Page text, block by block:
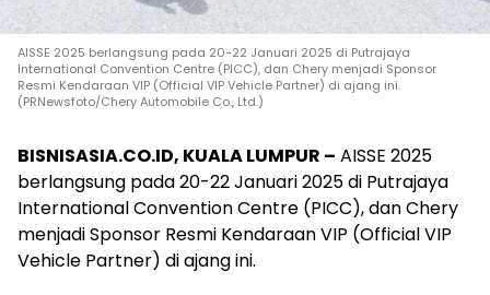
AISSE 2025 berlangsung pada 20-22 Januari 2025 di Putrajaya
International Convention Centre (PICC), dan Chery menjadi Sponsor
Resmi Kendaraan VIP (Official VIP Vehicle Partner) di ajang ini.
(PRNewsfoto/Chery Automobile Co., Ltd.)
BISNISASIA.CO.ID, KUALA LUMPUR – AISSE 2025
berlangsung pada 20-22 Januari 2025 di Putrajaya
International Convention Centre (PICC), dan Chery
menjadi Sponsor Resmi Kendaraan VIP (Official VIP
Vehicle Partner) di ajang ini.